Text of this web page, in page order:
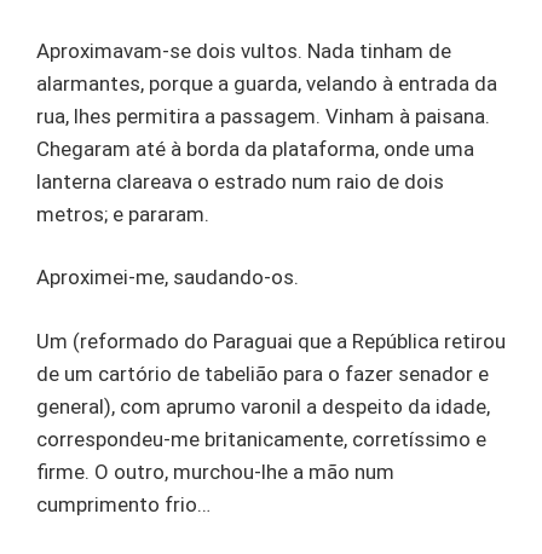
Aproximavam-se dois vultos. Nada tinham de
alarmantes, porque a guarda, velando à entrada da
rua, lhes permitira a passagem. Vinham à paisana.
Chegaram até à borda da plataforma, onde uma
lanterna clareava o estrado num raio de dois
metros; e pararam.
Aproximei-me, saudando-os.
Um (reformado do Paraguai que a República retirou
de um cartório de tabelião para o fazer senador e
general), com aprumo varonil a despeito da idade,
correspondeu-me britanicamente, corretíssimo e
firme. O outro, murchou-lhe a mão num
cumprimento frio…